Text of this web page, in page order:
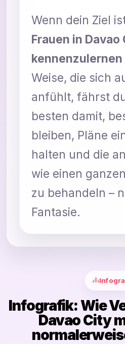
Wenn dein Ziel
Frauen in Davao
kennenzulernen
Weise, die sich
anfühlt, fährst
besten damit,
bleiben, Pläne
halten und die
wie einen
zu behandeln –
Fantasie.
Infografik: Wie
Davao City